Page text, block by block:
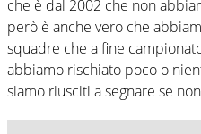
che è dal 2002 che non
però è anche vero che
squadre che a fine
abbiamo rischiato poco o
siamo riusciti a segnare se